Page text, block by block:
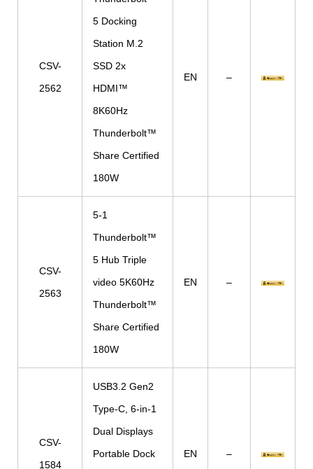
CSV-
2562
5 Docking
Station M.2
SSD 2x
HDMI™
8K60Hz
Thunderbolt™
Share Certified
180W
EN –
CSV-
2563
5-1
Thunderbolt™
5 Hub Triple
video 5K60Hz
Thunderbolt™
Share Certified
180W
EN –
CSV-
1584
USB3.2 Gen2
Type-C, 6-in-1
Dual Displays
Portable Dock
EN –